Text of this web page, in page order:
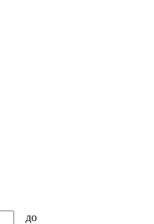
до